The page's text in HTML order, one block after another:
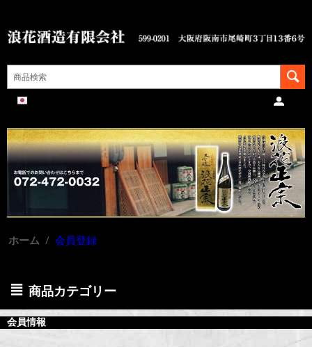
ホーム / 会員登録
商品カテゴリー
会員情報